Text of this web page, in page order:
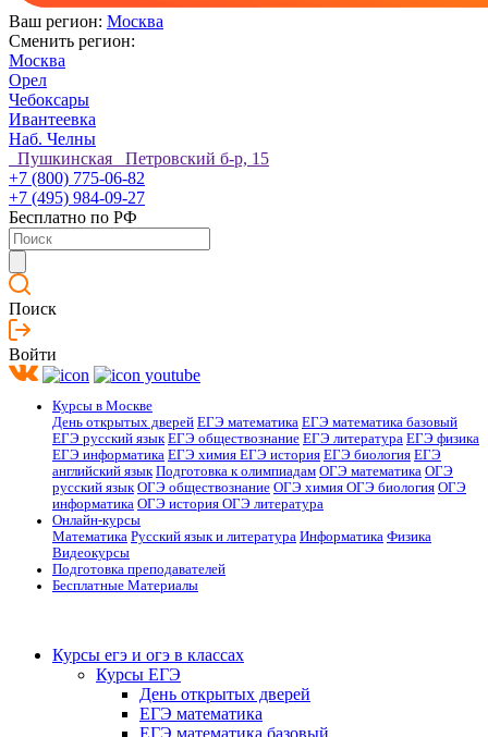
Ваш регион: Москва
Сменить регион:
Москва
Орел
Чебоксары
Ивантеевка
Наб. Челны
Пушкинская Петровский б-р, 15
+7 (800) 775-06-82
+7 (495) 984-09-27
Бесплатно по РФ
Поиск
Войти
Курсы в Москве
День открытых дверей ЕГЭ математика ЕГЭ математика базовый
ЕГЭ русский язык ЕГЭ обществознание ЕГЭ литература ЕГЭ физика
ЕГЭ информатика ЕГЭ химия ЕГЭ история ЕГЭ биология ЕГЭ
английский язык Подготовка к олимпиадам ОГЭ математика ОГЭ
русский язык ОГЭ обществознание ОГЭ химия ОГЭ биология ОГЭ
информатика ОГЭ история ОГЭ литература
Онлайн-курсы
Математика Русский язык и литература Информатика Физика
Видеокурсы
Подготовка преподавателей
Бесплатные Материалы
Курсы егэ и огэ в классах
Курсы ЕГЭ
День открытых дверей
ЕГЭ математика